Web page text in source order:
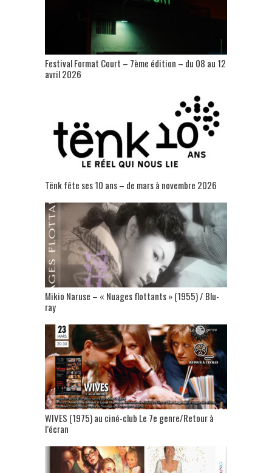
Festival Format Court – 7ème édition – du 08 au 12
avril 2026
Tënk fête ses 10 ans – de mars à novembre 2026
Mikio Naruse – « Nuages flottants » (1955) / Blu-
ray
WIVES (1975) au ciné-club Le 7e genre/Retour à
l’écran